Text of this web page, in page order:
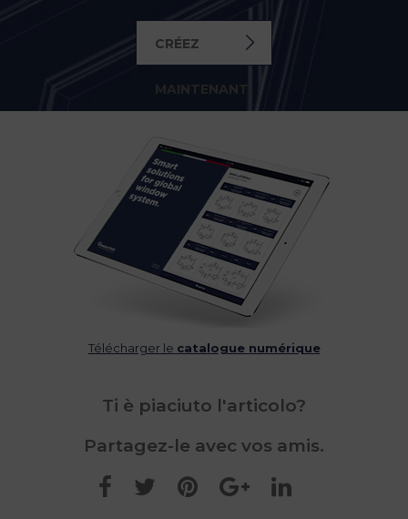
CRÉEZ
MAINTENANT
Télécharger le catalogue numérique
Ti è piaciuto l'articolo?
Partagez-le avec vos amis.